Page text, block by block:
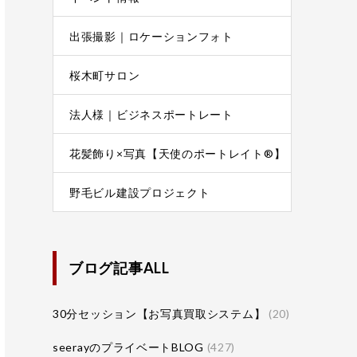
出張撮影｜ロケーションフォト
桜木町サロン
法人様｜ビジネスポートレート
花髪飾り×写真【天使のポートレイト®】
野毛ビル建設プロジェクト
ブログ記事ALL
30分セッション【お写真買取システム】 (20)
seerayのプライベートBLOG (427)